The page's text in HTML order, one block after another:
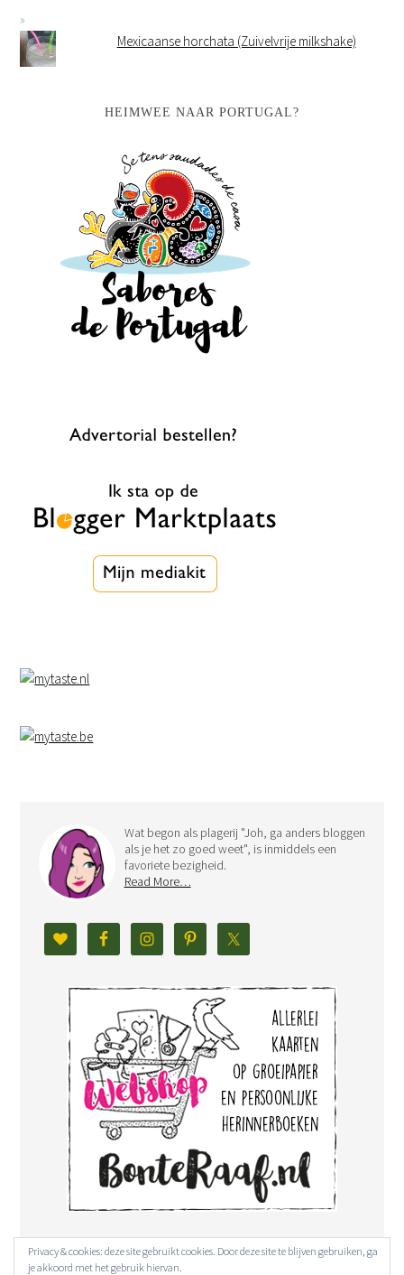
Mexicaanse horchata (Zuivelvrije milkshake)
HEIMWEE NAAR PORTUGAL?
Wat begon als plagerij "Joh, ga anders bloggen
als je het zo goed weet", is inmiddels een
favoriete bezigheid.
Read More…
Privacy & cookies: deze site gebruikt cookies. Door deze site te blijven gebruiken, ga
je akkoord met het gebruik hiervan.